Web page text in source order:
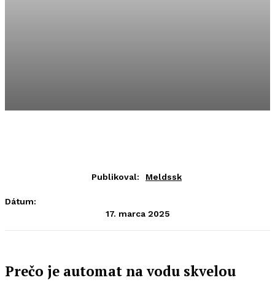
Publikoval: Meldssk
Dátum:
17. marca 2025
Prečo je automat na vodu skvelou